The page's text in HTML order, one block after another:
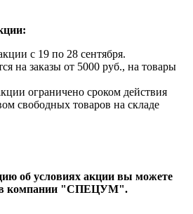
с 19 по 28 сентября.
на заказы от 5000 руб., на товары
ограничено сроком действия
свободных товаров на складе
об условиях акции вы можете
компании "СПЕЦУМ".